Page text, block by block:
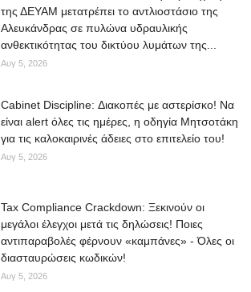
της ΔΕΥΑΜ μετατρέπει το αντλιοστάσιο της
Αλευκάνδρας σε πυλώνα υδραυλικής
ανθεκτικότητας του δικτύου λυμάτων της...
Αυγ 5, 2026
Cabinet Discipline: Διακοπές με αστερίσκο! Να
είναι alert όλες τις ημέρες, η οδηγία Μητσοτάκη
για τις καλοκαιρινές άδειες στο επιτελείο του!
Αυγ 5, 2026
Tax Compliance Crackdown: Ξεκινούν οι
μεγάλοι έλεγχοι μετά τις δηλώσεις! Ποιες
αντιπαραβολές φέρνουν «καμπάνες» - Όλες οι
διασταυρώσεις κωδικών!
Αυγ 5, 2026